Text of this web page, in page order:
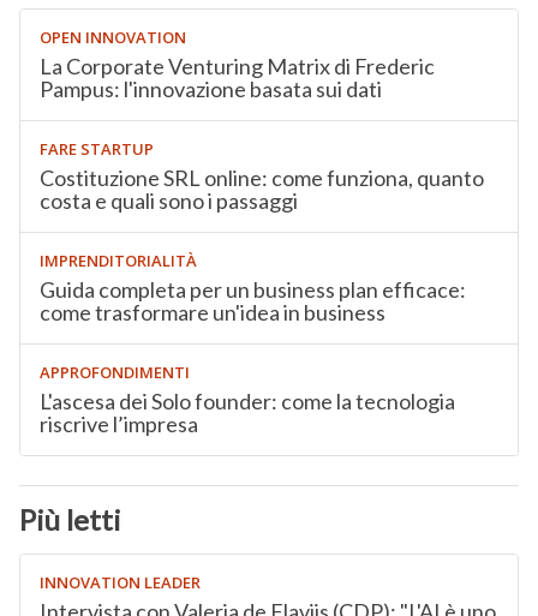
OPEN INNOVATION
La Corporate Venturing Matrix di Frederic
Pampus: l'innovazione basata sui dati
FARE STARTUP
Costituzione SRL online: come funziona, quanto
costa e quali sono i passaggi
IMPRENDITORIALITÀ
Guida completa per un business plan efficace:
come trasformare un'idea in business
APPROFONDIMENTI
L'ascesa dei Solo founder: come la tecnologia
riscrive l’impresa
Più letti
INNOVATION LEADER